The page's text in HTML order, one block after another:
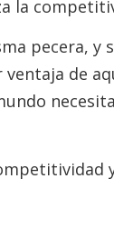
la
pecera, y
de